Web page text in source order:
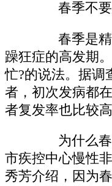
春季不要
春季是精
躁狂症的高发期
忙?的说法。据调
者，初次发病都
者复发率也比较高
为什么春
市疾控中心慢性
秀芳介绍，因为